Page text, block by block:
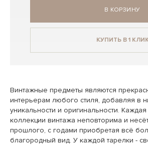
В КОРЗИНУ
КУПИТЬ В 1
Винтажные предметы являются
интерьерам любого стиля, добавляя в
уникальности и оригинальности.
коллекции винтажа неповторима и
прошлого, с годами приобретая всё
благородный вид. У каждой тарелки -